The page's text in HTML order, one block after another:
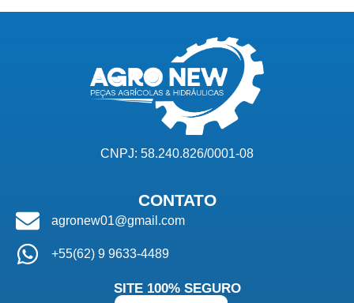
CNPJ: 58.240.826/0001-08
CONTATO
agronew01@gmail.com
+55(62) 9 9633-4489
SITE 100% SEGURO